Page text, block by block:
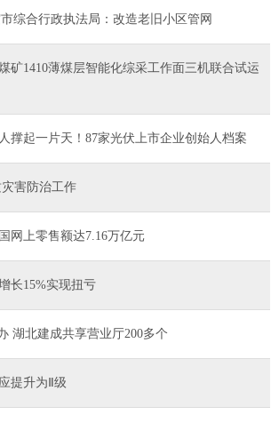
综合行政执法局：改造老旧小区管网
矿1410薄煤层智能化综采工作面三机联合试运
撑起一片天！87家光伏上市企业创始人档案
害防治工作
网上零售额达7.16万亿元
长15%实现扭亏
湖北建成共享营业厅200多个
提升为Ⅱ级